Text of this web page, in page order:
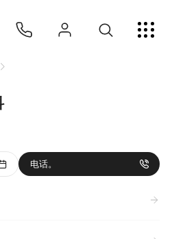
电话。